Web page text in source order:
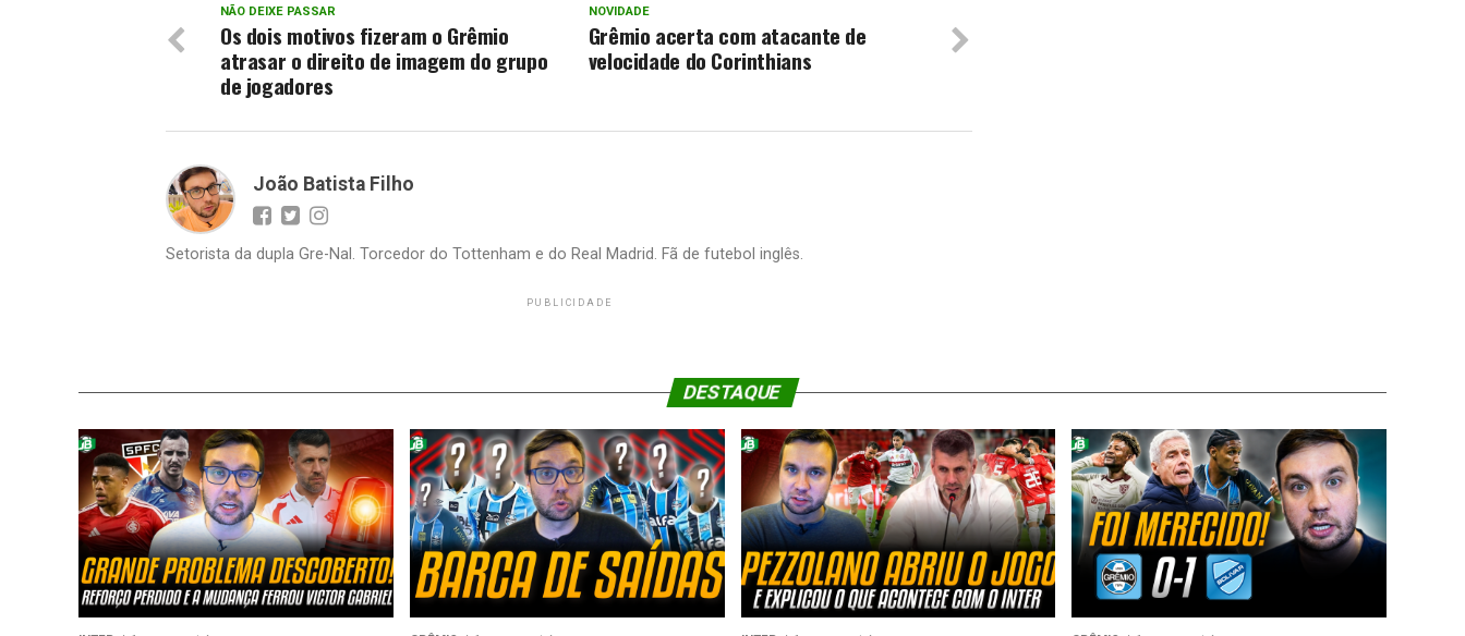
NOVIDADE
Grêmio acerta com atacante de
velocidade do Corinthians
NÃO DEIXE PASSAR
Os dois motivos fizeram o Grêmio
atrasar o direito de imagem do grupo
de jogadores
João Batista Filho
Setorista da dupla Gre-Nal. Torcedor do Tottenham e do Real Madrid. Fã de futebol inglês.
PUBLICIDADE
DESTAQUE